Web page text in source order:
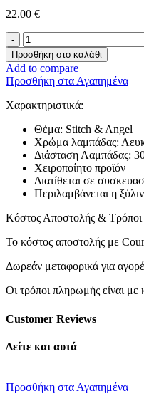
22.00 €
Λαμπάδα
-
Stitch
&
Angel-
ποσότητα
Προσθήκη στο καλάθι
Add to compare
Προσθήκη στα Αγαπημένα
Χαρακτηριστικά:
Θέμα: Stitch & Angel
Χρώμα λαμπάδας:
Διάσταση Λαμπάδας:
Χειροποίητο προϊόν
Διατίθεται σε
Περιλαμβάνεται η
Κόστος Αποστολής &
Το κόστος αποστολής με
Δωρεάν μεταφορικά για
Οι τρόποι πληρωμής είναι
Customer Reviews
Δείτε και αυτά
Προσθήκη στα Αγαπημένα